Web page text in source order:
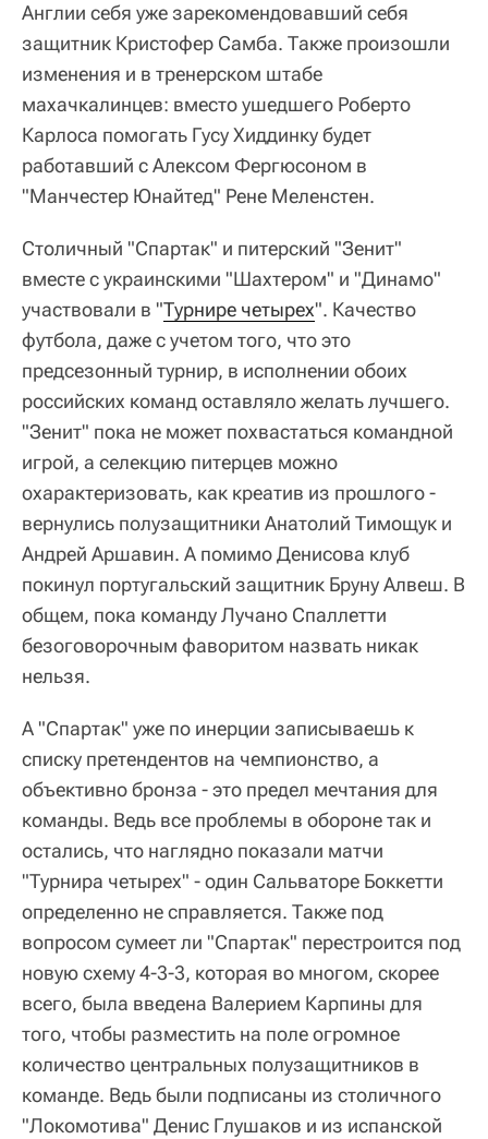
Англии себя уже зарекомендовавший себя
защитник Кристофер Самба. Также произошли
изменения и в тренерском штабе
махачкалинцев: вместо ушедшего Роберто
Карлоса помогать Гусу Хиддинку будет
работавший с Алексом Фергюсоном в
"Манчестер Юнайтед" Рене Меленстен.
Столичный "Спартак" и питерский "Зенит"
вместе с украинскими "Шахтером" и "Динамо"
участвовали в "Турнире четырех". Качество
футбола, даже с учетом того, что это
предсезонный турнир, в исполнении обоих
российских команд оставляло желать лучшего.
"Зенит" пока не может похвастаться командной
игрой, а селекцию питерцев можно
охарактеризовать, как креатив из прошлого -
вернулись полузащитники Анатолий Тимощук и
Андрей Аршавин. А помимо Денисова клуб
покинул португальский защитник Бруну Алвеш. В
общем, пока команду Лучано Спаллетти
безоговорочным фаворитом назвать никак
нельзя.
А "Спартак" уже по инерции записываешь к
списку претендентов на чемпионство, а
объективно бронза - это предел мечтания для
команды. Ведь все проблемы в обороне так и
остались, что наглядно показали матчи
"Турнира четырех" - один Сальваторе Боккетти
определенно не справляется. Также под
вопросом сумеет ли "Спартак" перестроится под
новую схему 4-3-3, которая во многом, скорее
всего, была введена Валерием Карпины для
того, чтобы разместить на поле огромное
количество центральных полузащитников в
команде. Ведь были подписаны из столичного
"Локомотива" Денис Глушаков и из испанской